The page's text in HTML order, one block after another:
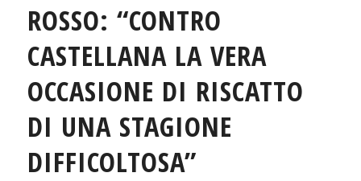
ROSSO: “CONTRO
CASTELLANA LA VERA
OCCASIONE DI RISCATTO
DI UNA STAGIONE
DIFFICOLTOSA”